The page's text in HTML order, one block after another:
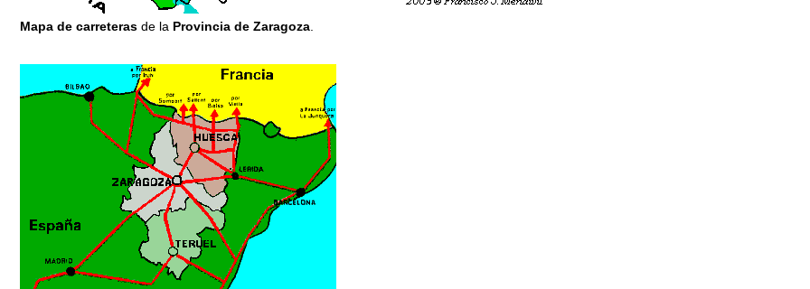
Mapa de carreteras de la Provincia de Zaragoza